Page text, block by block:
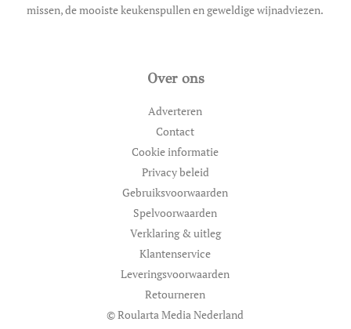
missen, de mooiste keukenspullen en geweldige wijnadviezen.
Over ons
Adverteren
Contact
Cookie informatie
Privacy beleid
Gebruiksvoorwaarden
Spelvoorwaarden
Verklaring & uitleg
Klantenservice
Leveringsvoorwaarden
Retourneren
© Roularta Media Nederland